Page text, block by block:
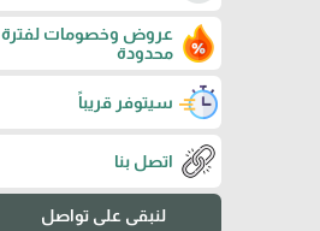
عروض وخصومات لفترة
محدودة
سيتوفر قريباً
اتصل بنا
لنبقى على تواصل